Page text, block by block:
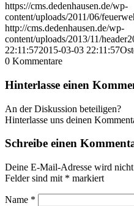
https://cms.dedenhausen.de/wp-
content/uploads/2011/06/
http://cms.dedenhausen.de/wp-
content/uploads/2013/11/
22:11:572015-03-03 22:11:57
0 Kommentare
Hinterlasse einen
An der Diskussion beteiligen?
Hinterlasse uns deinen
Schreibe einen
Deine E-Mail-Adresse wird
Felder sind mit * markiert
Name *